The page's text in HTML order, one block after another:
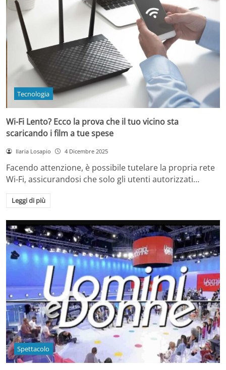
Tecnologia
Wi-Fi Lento? Ecco la prova che il tuo vicino sta
scaricando i film a tue spese
Ilaria Losapio 4 Dicembre 2025
Facendo attenzione, è possibile tutelare la propria rete
Wi-Fi, assicurandosi che solo gli utenti autorizzati…
Leggi di più
Spettacolo